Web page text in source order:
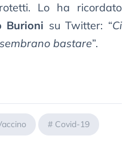
Lo ha ricordato
Burioni su Twitter: “Ci
bastare”.
# Covid-19